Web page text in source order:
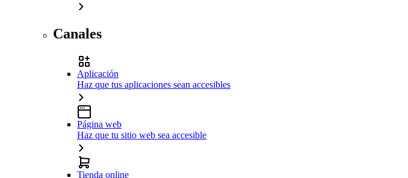
Canales
Aplicación
Haz que tus aplicaciones sean accesibles
Página web
Haz que tu sitio web sea accesible
Tienda online